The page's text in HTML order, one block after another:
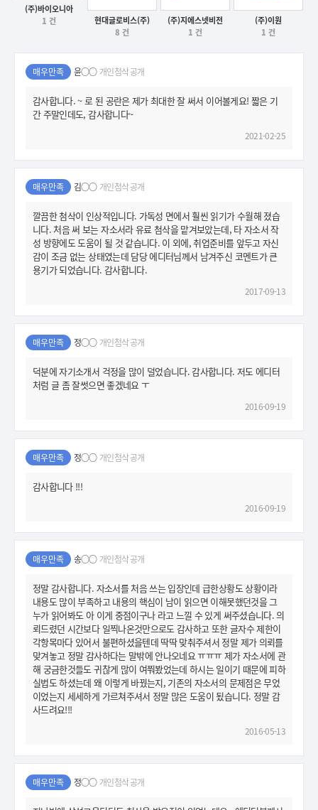
후기보기
(주)바이오니아
1 건
후기보기
현대글로비스(주)
8 건
후기보기
(주)지에스넷비전
1 건
후기보기
(주)이원
1 건
매우만족 윤○○ 개인첨삭 공개
감사합니다. ~ 로 된 공란은 제가 최대한 잘 써서 이어볼게요! 짧은 기
간 주말인데도, 감사합니다~
2021-02-25
매우만족 김○○ 개인첨삭 공개
깔끔한 첨삭이 인상적입니다. 가독성 면에서 훨씬 읽기가 수월해 졌습
니다. 처음 써 보는 자소서라 유료 첨삭을 맡겨보았는데, 타 자소서 작
성 방향에도 도움이 될 것 같습니다. 이 외에, 취업준비를 앞두고 자신
감이 조금 없는 상태였는데 담당 에디터님께서 남겨주신 코멘트가 큰
용기가 되었습니다. 감사합니다.
2017-09-13
매우만족 정○○ 개인첨삭 공개
덕분에 자기소개서 걱정을 많이 덜었습니다. 감사합니다. 저도 에디터
처럼 글 좀 잘썻으면 좋겠네요 ㅜ
2016-09-19
매우만족 정○○ 개인첨삭 공개
감사합니다 !!!
2016-09-19
매우만족 송○○ 개인첨삭 공개
정말 감사합니다. 자소서를 처음 쓰는 입장인데 급한상황도 상황이라
내용도 많이 부족하고 내용의 핵심이 남이 읽으면 이해못했던것을 그
누가 읽어봐도 아 이게 중점이구나 라고 느낄 수 있게 써주셨습니다. 의
뢰드렸던 시간보다 일찍나온것만으로도 감사하고 또한 글자수 제한이
각항목마다 있어서 불편하셨을텐데 딱딱 맞춰주셔서 정말 제가 의뢰를
맞겨놓고 정말 감사하다는 말밖에 안나오네요 ㅠㅠㅠ 제가 자소서에 관
해 궁금한것들도 귀찮게 많이 여쭤봤었는데 하시는 일이기 때문에 피하
실법도 하셨는데 왜 이렇게 바꿨는지, 기존의 자소서의 문제점은 무었
이었는지 세세하게 가르쳐주셔서 정말 많은 도움이 됬습니다. 정말 감
사드려요!!!
2016-05-13
매우만족 정○○ 개인첨삭 공개